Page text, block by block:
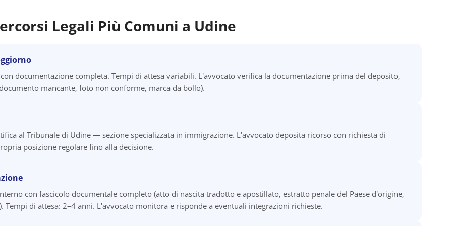
Legali Più Comuni a Udine
documentazione completa. Tempi di attesa variabili. L'avvocato verifica la documentazione prima del deposito,
mancante, foto non conforme, marca da bollo).
al Tribunale di Udine — sezione specializzata in immigrazione. L'avvocato deposita ricorso con richiesta di
posizione regolare fino alla decisione.
con fascicolo documentale completo (atto di nascita tradotto e apostillato, estratto penale del Paese d'origine,
di attesa: 2–4 anni. L'avvocato monitora e risponde a eventuali integrazioni richieste.